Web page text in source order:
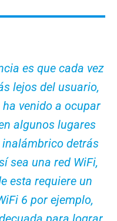
es que cada vez
lejos del usuario,
venido a ocupar
algunos lugares
inalámbrico detrás
sea una red WiFi,
esta requiere un
6 por ejemplo,